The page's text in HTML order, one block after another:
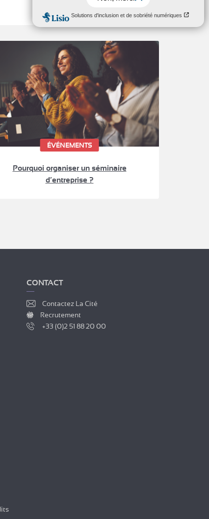
ÉVÉNEMENTS
Pourquoi organiser un séminaire
d’entreprise ?
CONTACT
Contactez La Cité
Recrutement
+33 (0)2 51 88 20 00